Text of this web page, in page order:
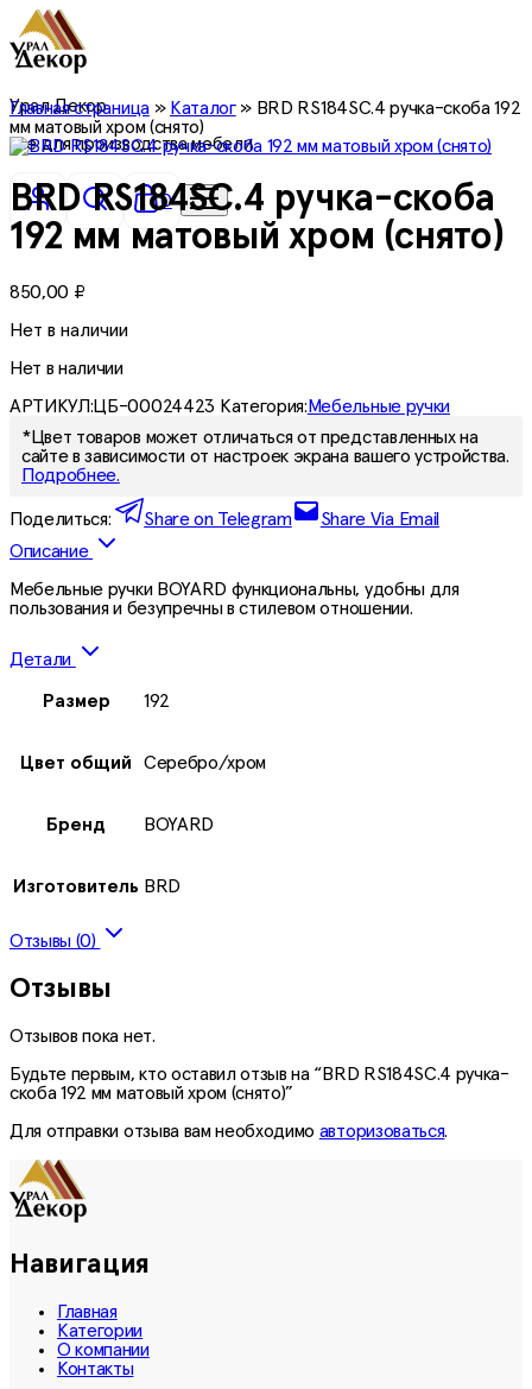
Урал Декор
все для производства мебели
0
Главная страница» Каталог» BRD RS184SC.4 ручка-скоба 192
мм матовый хром (снято)
BRD RS184SC.4 ручка-скоба
192 мм матовый хром (снято)
850,00 ₽
Нет в наличии
Нет в наличии
АРТИКУЛ:ЦБ-00024423 Категория: Мебельные ручки
*Цвет товаров может отличаться от представленных на
сайте в зависимости от настроек экрана вашего устройства.
Подробнее.
Поделиться: Share on Telegram
Share Via Email
Описание
Мебельные ручки BOYARD функциональны, удобны для
пользования и безупречны в стилевом отношении.
Детали
Размер 192
Цвет общий Серебро/хром
Бренд BOYARD
Изготовитель BRD
Отзывы (0)
Отзывы
Отзывов пока нет.
Будьте первым, кто оставил отзыв на “BRD RS184SC.4 ручка-
скоба 192 мм матовый хром (снято)”
Для отправки отзыва вам необходимо авторизоваться.
Навигация
Главная
Категории
О компании
Контакты